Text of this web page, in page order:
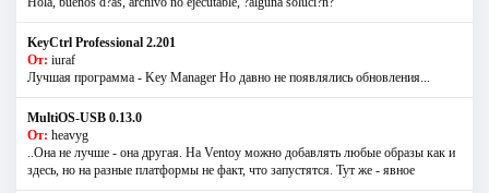
KeyCtrl Professional 2.201
От: iuraf
Лучшая программа - Key Manager Но давно не появлялись обновления...
MultiOS-USB 0.13.0
От: heavyg
..Она не лучше - она другая. На Ventoy можно добавлять любые образы как и
здесь, но на разные платформы не факт, что запустятся. Тут же - явное